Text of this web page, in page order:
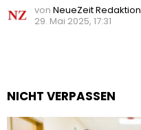
von NeueZeit Redaktion
29. Mai 2025, 17:31
NICHT VERPASSEN